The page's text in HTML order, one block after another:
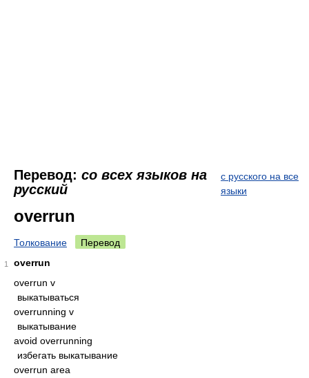
Перевод: со всех языков на
русский
с русского на все
языки
overrun
Толкование Перевод
1
overrun
overrun v
выкатываться
overrunning v
выкатывание
avoid overrunning
избегать выкатывание
overrun area